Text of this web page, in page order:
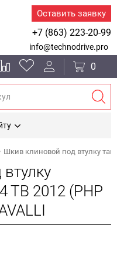
Оставить заявку
+7 (863) 223-20-99
info@technodrive.pro
0
Шкив клиновой под втулку
TB 2012 (PHP